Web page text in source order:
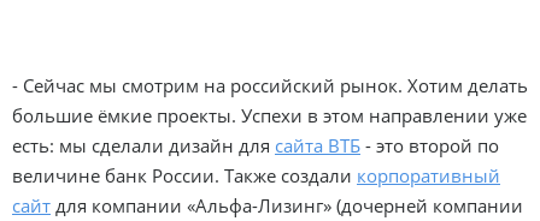
- Сейчас мы смотрим на российский рынок. Хотим делать
большие ёмкие проекты. Успехи в этом направлении уже
есть: мы сделали дизайн для сайта ВТБ - это второй по
величине банк России. Также создали корпоративный
сайт для компании «Альфа-Лизинг» (дочерней компании